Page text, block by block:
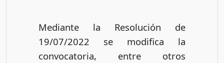
Mediante la Resolución de
19/07/2022 se modifica la
convocatoria, entre otros